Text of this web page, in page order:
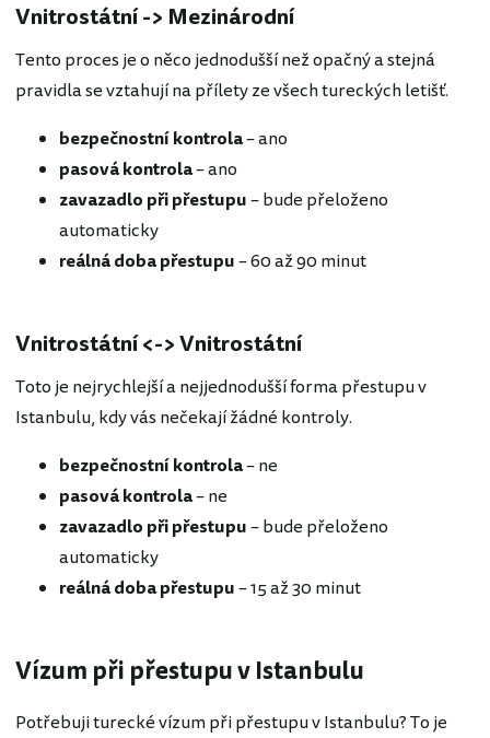
Vnitrostátní -> Mezinárodní
Tento proces je o něco jednodušší než opačný a stejná
pravidla se vztahují na přílety ze všech tureckých letišť.
bezpečnostní kontrola– ano
pasová kontrola– ano
zavazadlo při přestupu– bude přeloženo
automaticky
reálná doba přestupu– 60 až 90 minut
Vnitrostátní <-> Vnitrostátní
Toto je nejrychlejší a nejjednodušší forma přestupu v
Istanbulu, kdy vás nečekají žádné kontroly.
bezpečnostní kontrola– ne
pasová kontrola– ne
zavazadlo při přestupu– bude přeloženo
automaticky
reálná doba přestupu– 15 až 30 minut
Vízum při přestupu v Istanbulu
Potřebuji turecké vízum při přestupu v Istanbulu? To je